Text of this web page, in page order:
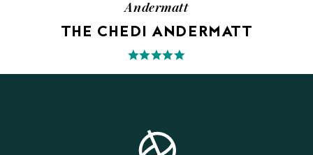
Andermatt
THE CHEDI ANDERMATT